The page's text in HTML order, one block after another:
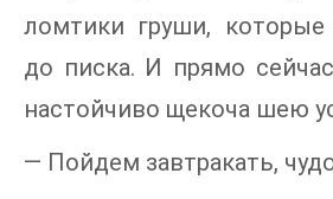
ломтики груши,
до писка. И прямо
настойчиво щекоча шею
— Пойдем завтракать,